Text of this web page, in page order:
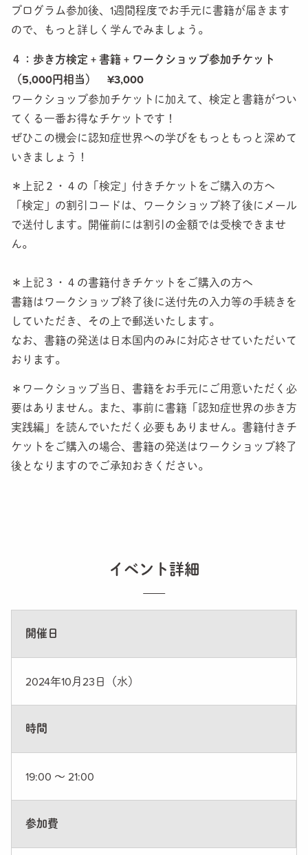
プログラム参加後、1週間程度でお手元に書籍が届きます
ので、もっと詳しく学んでみましょう。
４：歩き方検定 + 書籍 + ワークショップ参加チケット
（5,000円相当） ¥3,000
ワークショップ参加チケットに加えて、検定と書籍がつい
てくる一番お得なチケットです！
ぜひこの機会に認知症世界への学びをもっともっと深めて
いきましょう！
＊上記２・４の「検定」付きチケットをご購入の方へ
「検定」の割引コードは、ワークショップ終了後にメール
で送付します。開催前には割引の金額では受検できませ
ん。
＊上記３・４の書籍付きチケットをご購入の方へ
書籍はワークショップ終了後に送付先の入力等の手続きを
していただき、その上で郵送いたします。
なお、書籍の発送は日本国内のみに対応させていただいて
おります。
＊ワークショップ当日、書籍をお手元にご用意いただく必
要はありません。また、事前に書籍「認知症世界の歩き方
実践編」を読んでいただく必要もありません。書籍付きチ
ケットをご購入の場合、書籍の発送はワークショップ終了
後となりますのでご承知おきください。
イベント詳細
開催日
2024年10月23日（水）
時間
19:00 〜 21:00
参加費